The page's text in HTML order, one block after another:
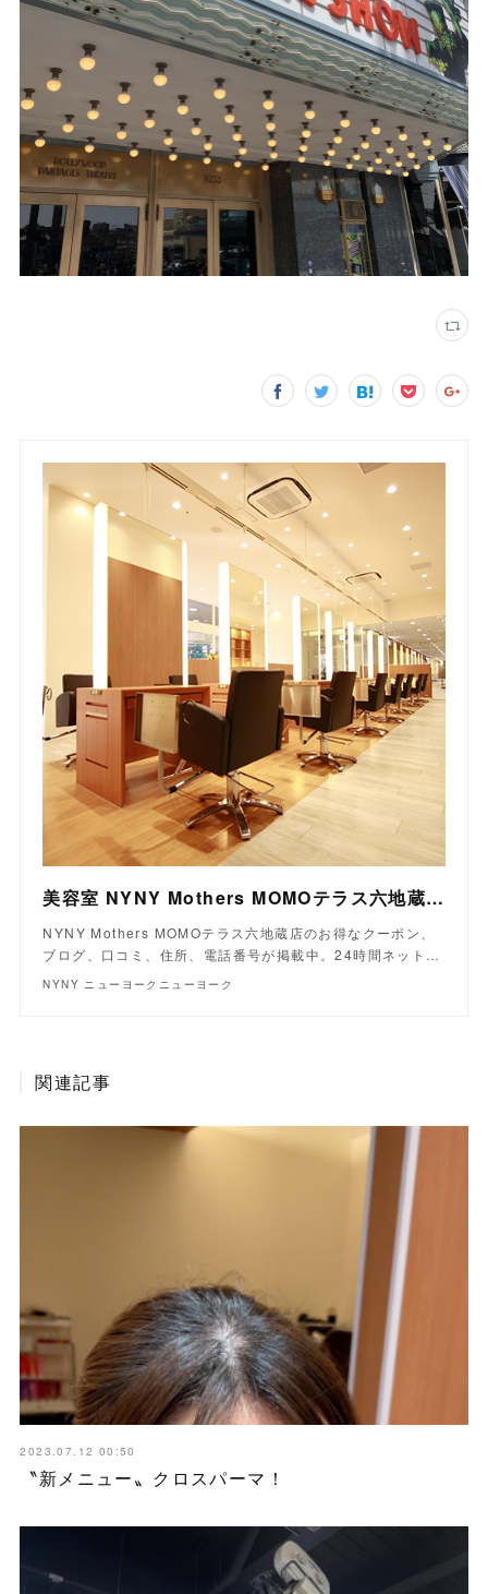
美容室 NYNY Mothers MOMOテラス六地蔵店｜ヘアサロン・美容院｜ニューヨークニューヨーク
NYNY Mothers MOMOテラス六地蔵店のお得なクーポン、
ブログ、口コミ、住所、電話番号が掲載中。24時間ネット…
NYNY ニューヨークニューヨーク
関連記事
2023.07.12 00:50
〝新メニュー〟クロスパーマ！